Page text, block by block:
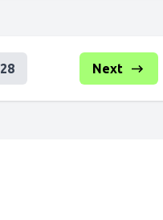
28 Next